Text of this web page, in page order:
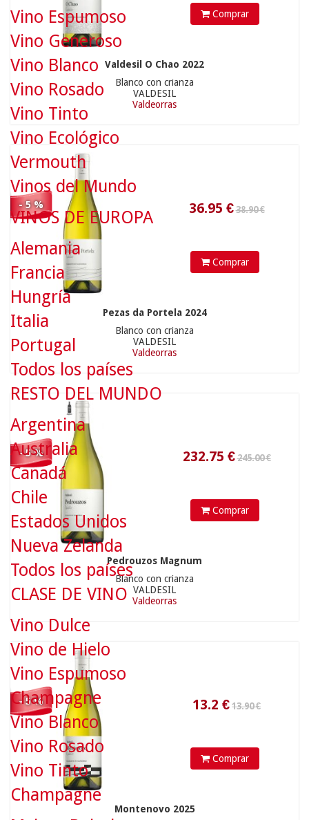
Comprar
Valdesil O Chao 2022
Blanco con crianza
VALDESIL
Valdeorras
- 5 %
Comprar
Pezas da Portela 2024
Blanco con crianza
VALDESIL
Valdeorras
- 5 %
232.75
Comprar
Pedrouzos Magnum
Blanco con crianza
VALDESIL
Valdeorras
- 5 %
13.2
Comprar
Montenovo 2025
Vino Espumoso
Vino Generoso
Vino Blanco
Vino Rosado
Vino Tinto
Vino Ecológico
Vermouth
Vinos del Mundo
VINOS DE EUROPA
Alemania
Francia
Hungría
Italia
Portugal
Todos los países
RESTO DEL MUNDO
Argentina
Australia
Canadá
Chile
Estados Unidos
Nueva Zelanda
Todos los países
CLASE DE VINO
Vino Dulce
Vino de Hielo
Vino Espumoso
Champagne
Vino Blanco
Vino Rosado
Vino Tinto
Champagne